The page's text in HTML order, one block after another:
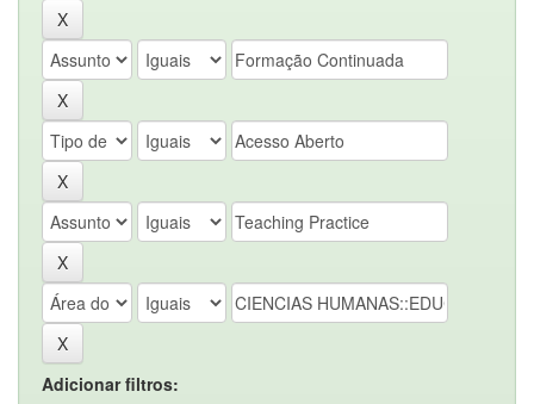
Adicionar filtros: